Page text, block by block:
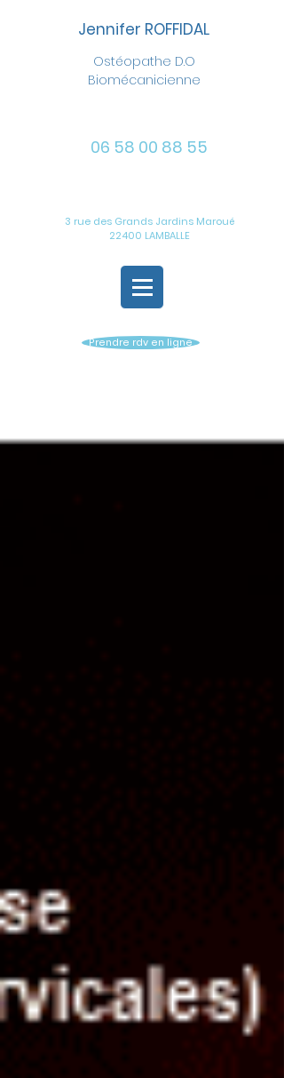
Jennifer ROFFIDAL
Ostéopathe D.O
Biomécanicienne
06 58 00 88 55
3 rue des Grands Jardins Maroué
22400 LAMBALLE
Prendre rdv en ligne